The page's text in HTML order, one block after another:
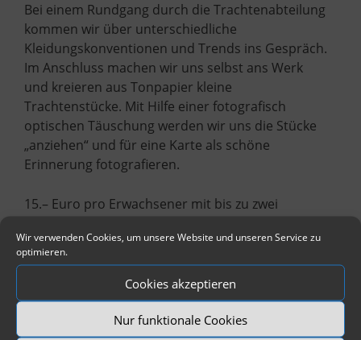
Wir verwenden Cookies, um unsere Website und unseren Service zu
optimieren.
Cookies akzeptieren
Nur funktionale Cookies
Bei einem Rundgang durch die Trachtenabteilung
kommen wir über unterschiedliche
Kleidungskonventionen und Trends ins Gespräch.
Im Anschluss machen wir uns selbst ans Werk
und kreieren aus Tonpapier kleine
Trachtenstücke. Mit Hilfe einer fotografisch
optischen Täuschung werden wir uns die Stücke
„anziehen“ und für eine Karte als schöne
Erinnerung fotografieren.
15.– Euro pro Erwachsener mit bis zu zwei
Anmeldung erforderlich
Tel. 08131 5675-13 oder
verwaltung@dachauer-galerien-museen.de